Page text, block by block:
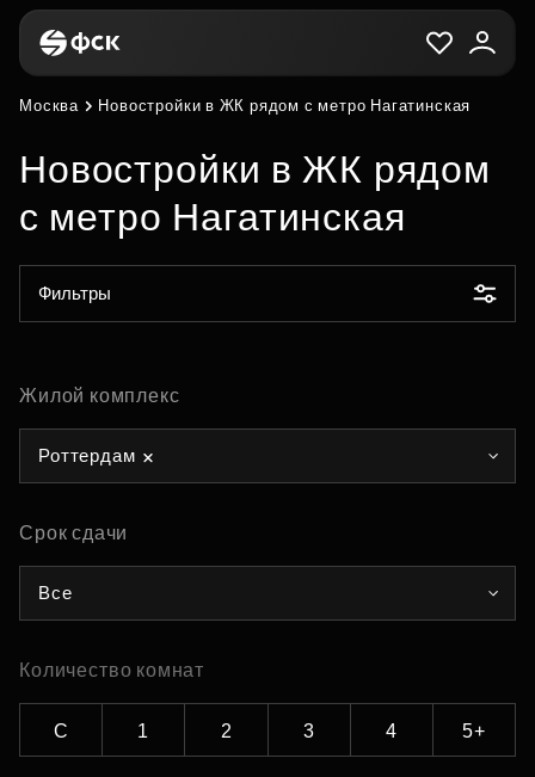
Москва Новостройки в ЖК рядом с метро Нагатинская
Новостройки в ЖК рядом
с метро Нагатинская
Фильтры
Жилой комплекс
Роттердам
Срок сдачи
Все
Количество комнат
С 1 2 3 4 5+